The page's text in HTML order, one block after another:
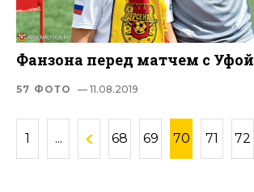
Фанзона перед матчем с Уфой
57 ФОТО — 11.08.2019
1 ... 68 69 70 71 72